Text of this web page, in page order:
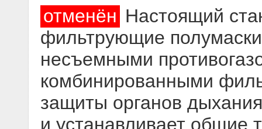
отменён Настоящий
фильтрующие
несъемными
комбинированными
защиты органов
и устанавливает общие